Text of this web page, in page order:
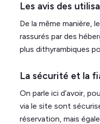
Les avis des
De la même manière,
rassurés par des
plus dithyrambiques
La sécurité et la
On parle ici d’avoir,
via le site sont
réservation, mais